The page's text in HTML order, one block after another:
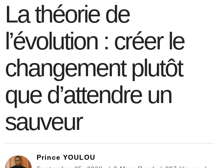
La théorie de
l’évolution : créer le
changement plutôt
que d’attendre un
sauveur
Prince YOULOU